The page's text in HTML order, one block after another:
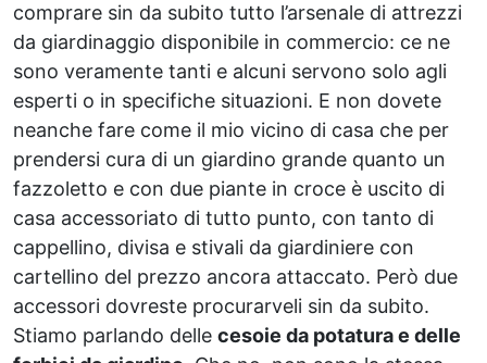
comprare sin da subito tutto l’arsenale di attrezzi
da giardinaggio disponibile in commercio: ce ne
sono veramente tanti e alcuni servono solo agli
esperti o in specifiche situazioni. E non dovete
neanche fare come il mio vicino di casa che per
prendersi cura di un giardino grande quanto un
fazzoletto e con due piante in croce è uscito di
casa accessoriato di tutto punto, con tanto di
cappellino, divisa e stivali da giardiniere con
cartellino del prezzo ancora attaccato. Però due
accessori dovreste procurarveli sin da subito.
Stiamo parlando delle cesoie da potatura e delle